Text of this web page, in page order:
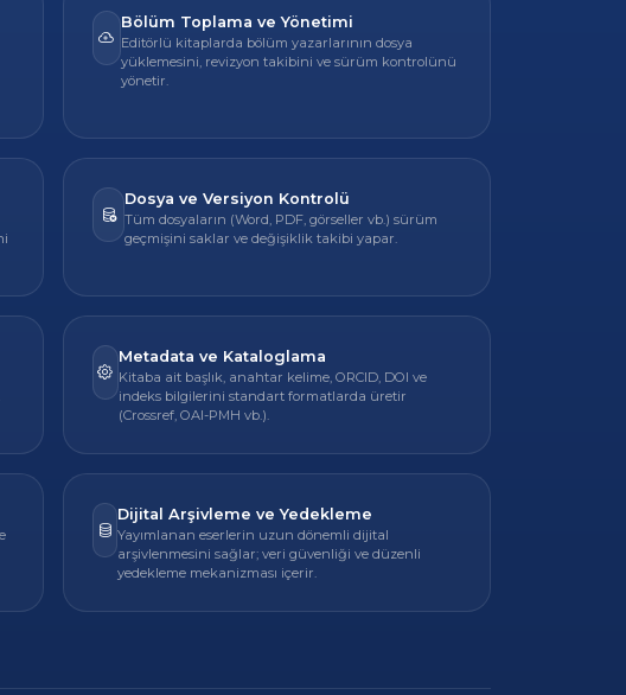
Bölüm Toplama ve Yönetimi
Editörlü kitaplarda bölüm yazarlarının dosya
yüklemesini, revizyon takibini ve sürüm kontrolünü
yönetir.
Dosya ve Versiyon Kontrolü
Tüm dosyaların (Word, PDF, görseller vb.) sürüm
geçmişini saklar ve değişiklik takibi yapar.
Metadata ve Kataloglama
Kitaba ait başlık, anahtar kelime, ORCID, DOI ve
indeks bilgilerini standart formatlarda üretir
(Crossref, OAI-PMH vb.).
Dijital Arşivleme ve Yedekleme
Yayımlanan eserlerin uzun dönemli dijital
arşivlenmesini sağlar; veri güvenliği ve düzenli
yedekleme mekanizması içerir.